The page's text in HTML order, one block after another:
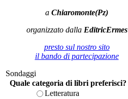
a Chiaromonte(Pz)
organizzato dalla EditricErmes
presto sul nostro sito
il bando di partecipazione
Sondaggi
Quale categoria di libri preferisci?
Letteratura